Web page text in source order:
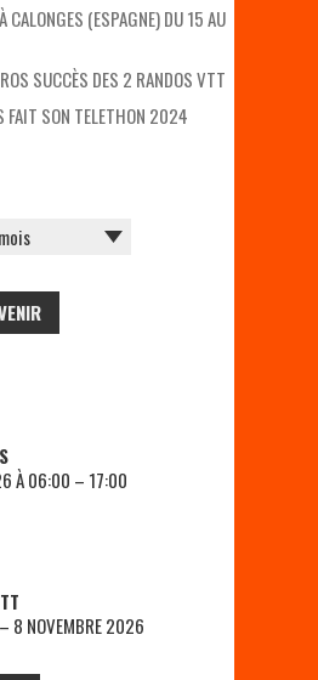
CALONGES (ESPAGNE) DU 15 AU
SUCCÈS DES 2 RANDOS VTT
FAIT SON TELETHON 2024
À 06:00 – 17:00
8 NOVEMBRE 2026